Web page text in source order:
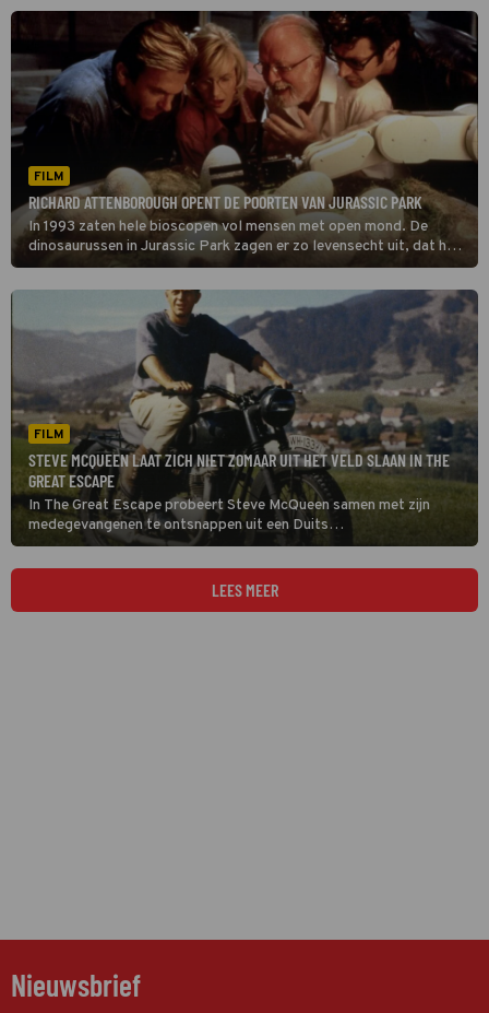
FILM
RICHARD ATTENBOROUGH OPENT DE POORTEN VAN JURASSIC PARK
In 1993 zaten hele bioscopen vol mensen met open mond. De
dinosaurussen in Jurassic Park zagen er zo levensecht uit, dat het
moeilijk te geloven was dat ze geanimeerd waren.
FILM
STEVE MCQUEEN LAAT ZICH NIET ZOMAAR UIT HET VELD SLAAN IN THE
GREAT ESCAPE
In The Great Escape probeert Steve McQueen samen met zijn
medegevangenen te ontsnappen uit een Duits
krijgsgevangenenkamp. De film is gebaseerd op een waargebeurd
verhaal.
LEES MEER
Nieuwsbrief